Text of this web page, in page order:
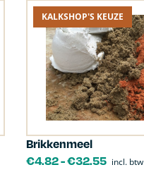
KALKSHOP'S KEUZE
Brikkenmeel
€4.82-€32.55 incl. btw